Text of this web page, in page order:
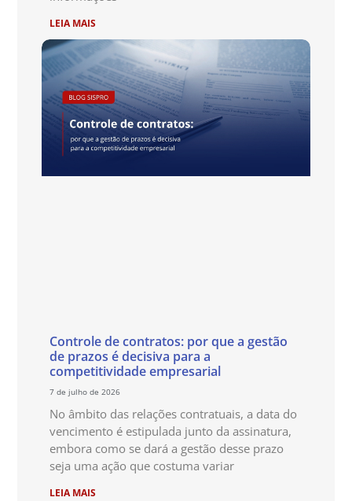
LEIA MAIS
Controle de contratos: por que a gestão
de prazos é decisiva para a
competitividade empresarial
7 de julho de 2026
No âmbito das relações contratuais, a data do
vencimento é estipulada junto da assinatura,
embora como se dará a gestão desse prazo
seja uma ação que costuma variar
LEIA MAIS